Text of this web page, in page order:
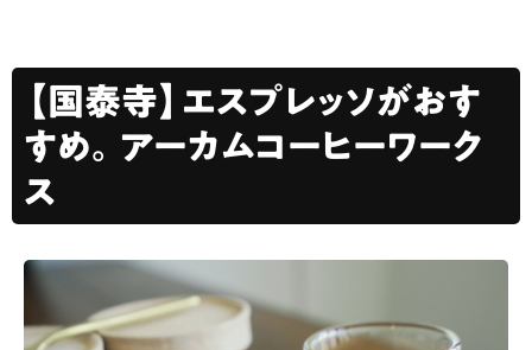
【国泰寺】エスプレッソがおす
すめ。アーカムコーヒーワーク
ス